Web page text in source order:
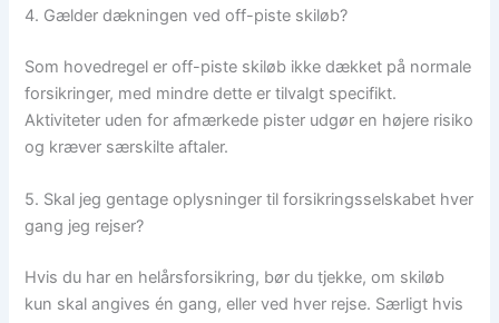
4. Gælder dækningen ved off-piste skiløb?
Som hovedregel er off-piste skiløb ikke dækket på normale
forsikringer, med mindre dette er tilvalgt specifikt.
Aktiviteter uden for afmærkede pister udgør en højere risiko
og kræver særskilte aftaler.
5. Skal jeg gentage oplysninger til forsikringsselskabet hver
gang jeg rejser?
Hvis du har en helårsforsikring, bør du tjekke, om skiløb
kun skal angives én gang, eller ved hver rejse. Særligt hvis